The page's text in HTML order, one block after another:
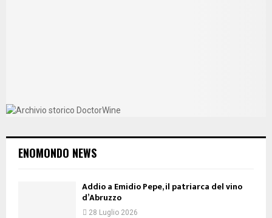
ENOMONDO NEWS
Addio a Emidio Pepe, il patriarca del vino
d’Abruzzo
28 Luglio 2026